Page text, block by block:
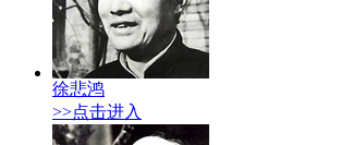
徐悲鸿
>>点击进入